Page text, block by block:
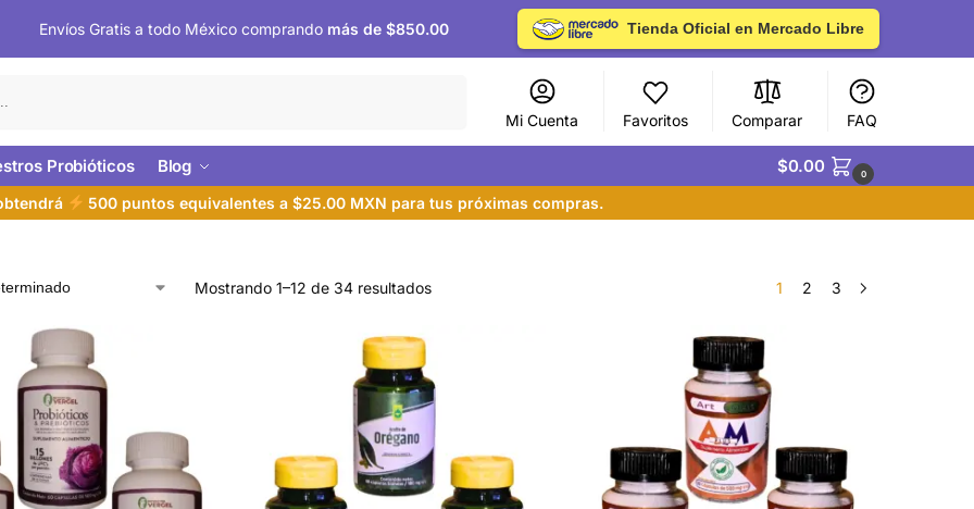
Envíos Gratis a todo México comprando más de $850.00 Tienda Oficial en Mercado Libre
Mi Cuenta Favoritos Comparar FAQ
Probióticos Blog $0.00 0
500 puntos equivalentes a $25.00 MXN para tus próximas compras.
Mostrando 1–12 de 34 resultados 1 2 3